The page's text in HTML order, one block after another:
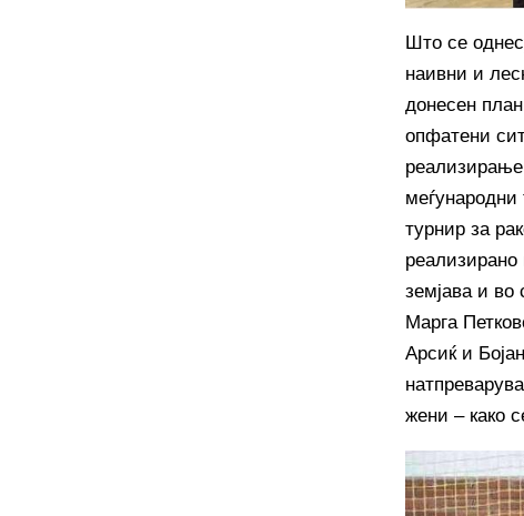
Што се
наивни и
донесен
опфатени
турнир за
реализирано
земјава и во
Марга
Арсиќ и
жени – како